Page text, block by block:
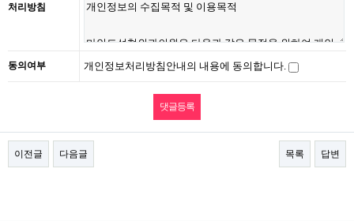
처리방침
동의여부 개인정보처리방침안내의 내용에 동의합니다.
이전글 다음글 목록 답변